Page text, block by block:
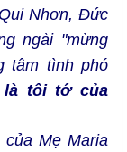
Nhơn, Đức
ngài "mừng
tâm tình phó
là tôi tớ của
Mẹ Maria